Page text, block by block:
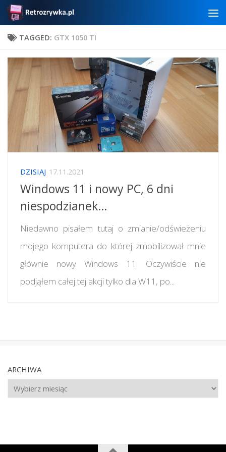
Skip to content
TAGGED: GTX 1050 TI
DZISIAJ 17.11.2021
Windows 11 i nowy PC, 6 dni
niespodzianek…
Niedawno pisałem tutaj o zmianie/odświeżeniu
mojego komputera do której zmobilizował mnie
głównie nowy Windows 11. Oczywiście nie
podjąłem całej tej akcji tylko dla W11, po...
ARCHIWA
Archiwa